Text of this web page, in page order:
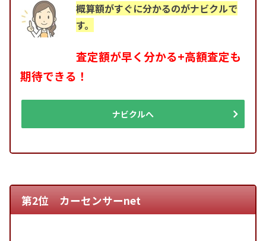
概算額がすぐに分かるのがナビクルで
す。
査定額が早く分かる+高額査定も
期待できる！
ナビクルへ
第2位 カーセンサーnet